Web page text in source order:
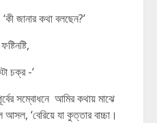
জানার কথা বলছেন?’
চক্র -‘
সম্বোধনে আমির কথায় মাঝে
‘বেরিয়ে যা কুত্তার বাচ্চা।